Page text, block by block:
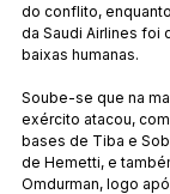
do conflito,
da Saudi Airlines foi
baixas humanas.
Soube-se que na
exército atacou,
bases de Tiba e
de Hemetti, e
Omdurman, logo